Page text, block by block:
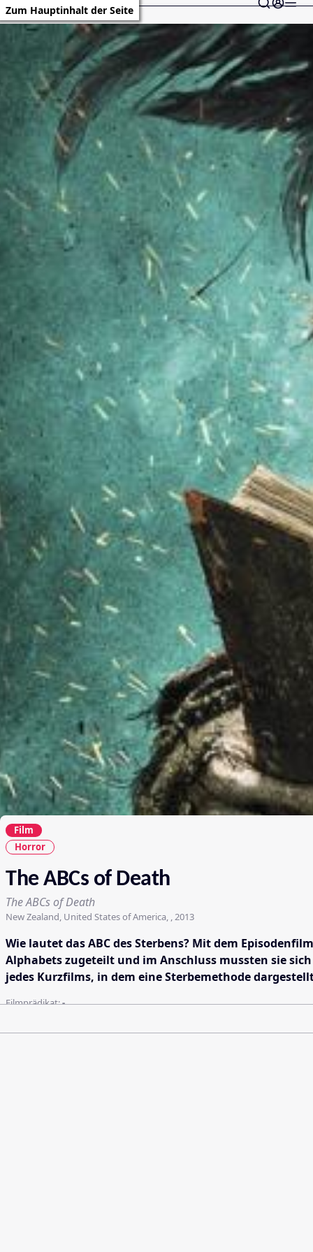
Zum Hauptinhalt der Seite
Film
Horror
The ABCs of Death
The ABCs of Death
New Zealand, United States of America, , 2013
Wie lautet das ABC des Sterbens? Mit dem
Alphabets zugeteilt und im Anschluss mussten sie
jedes Kurzfilms, in dem eine Sterbemethode
Filmprädikat:-